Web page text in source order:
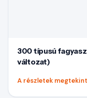
300 típusú
változat)
A részletek